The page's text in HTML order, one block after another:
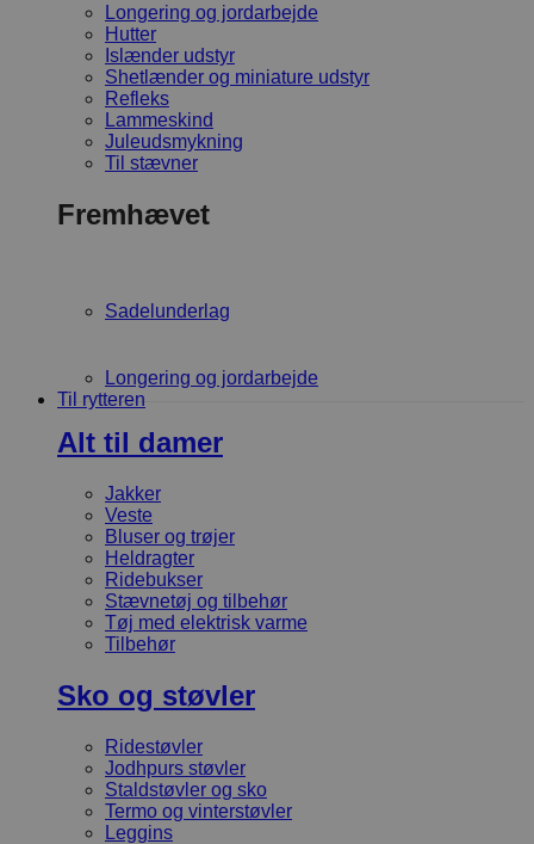
Longering og jordarbejde
Hutter
Islænder udstyr
Shetlænder og miniature udstyr
Refleks
Lammeskind
Juleudsmykning
Til stævner
Fremhævet
Sadelunderlag
Longering og jordarbejde
Til rytteren
Alt til damer
Jakker
Veste
Bluser og trøjer
Heldragter
Ridebukser
Stævnetøj og tilbehør
Tøj med elektrisk varme
Tilbehør
Sko og støvler
Ridestøvler
Jodhpurs støvler
Staldstøvler og sko
Termo og vinterstøvler
Leggins